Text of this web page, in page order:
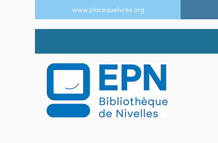
www.placeauxlivres.org